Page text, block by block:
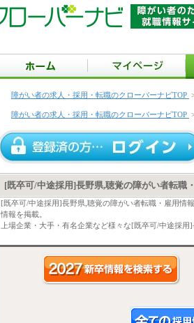
障がい者の求人・採用・転職のクローバーナビTOP
障がい者の求人・採用・転職のクローバーナビTOP
[既卒可/中途採用]長野県,聴覚の障がい者転職
[既卒可/中途採用]長野県,聴覚の障がい者転職・雇用情
情報を掲載。
上場企業・大手・有名企業など様々な[既卒可/中途採